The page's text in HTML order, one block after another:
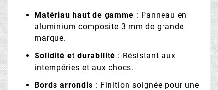
Matériau haut de gamme : Panneau en
aluminium composite 3 mm de grande
marque.
Solidité et durabilité : Résistant aux
intempéries et aux chocs.
Bords arrondis : Finition soignée pour une